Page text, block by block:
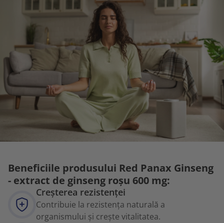
Beneficiile produsului Red Panax Ginseng
- extract de ginseng roșu 600 mg:
Creșterea rezistenței
Contribuie la rezistența naturală a
organismului și crește vitalitatea.